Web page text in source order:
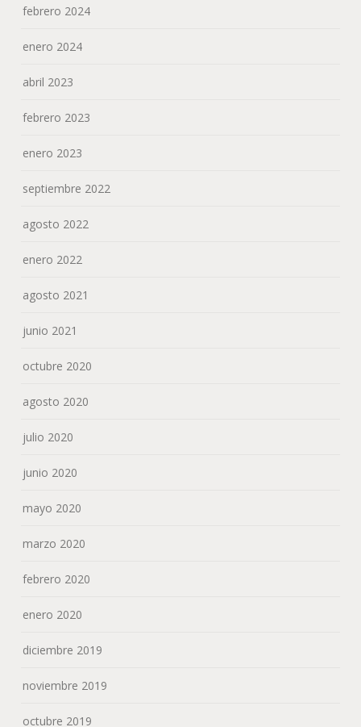
febrero 2024
enero 2024
abril 2023
febrero 2023
enero 2023
septiembre 2022
agosto 2022
enero 2022
agosto 2021
junio 2021
octubre 2020
agosto 2020
julio 2020
junio 2020
mayo 2020
marzo 2020
febrero 2020
enero 2020
diciembre 2019
noviembre 2019
octubre 2019